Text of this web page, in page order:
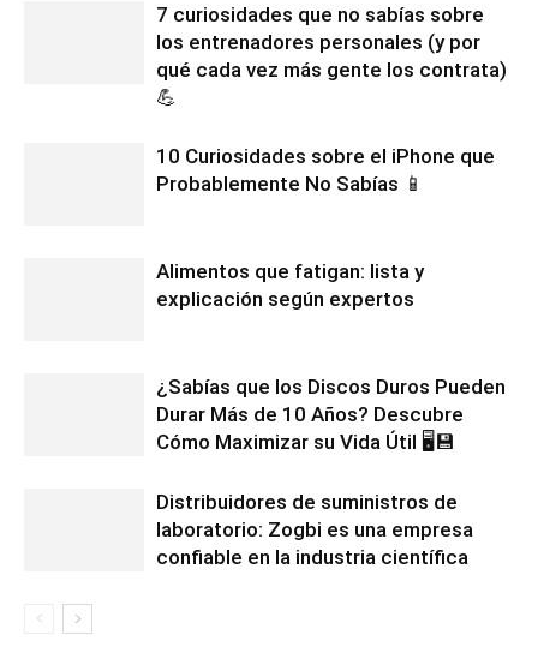
7 curiosidades que no sabías sobre
los entrenadores personales (y por
qué cada vez más gente los contrata)
💪
10 Curiosidades sobre el iPhone que
Probablemente No Sabías 📱
Alimentos que fatigan: lista y
explicación según expertos
¿Sabías que los Discos Duros Pueden
Durar Más de 10 Años? Descubre
Cómo Maximizar su Vida Útil 🖥️💾
Distribuidores de suministros de
laboratorio: Zogbi es una empresa
confiable en la industria científica